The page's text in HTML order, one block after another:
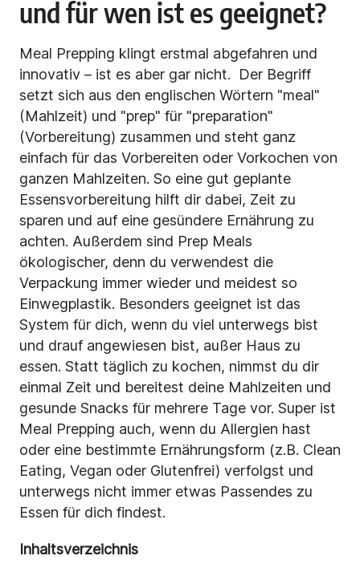
und für wen ist es geeignet?
Meal Prepping klingt erstmal abgefahren und
innovativ – ist es aber gar nicht. Der Begriff
setzt sich aus den englischen Wörtern "meal"
(Mahlzeit) und "prep" für "preparation"
(Vorbereitung) zusammen und steht ganz
einfach für das Vorbereiten oder Vorkochen von
ganzen Mahlzeiten. So eine gut geplante
Essensvorbereitung hilft dir dabei, Zeit zu
sparen und auf eine gesündere Ernährung zu
achten. Außerdem sind Prep Meals
ökologischer, denn du verwendest die
Verpackung immer wieder und meidest so
Einwegplastik. Besonders geeignet ist das
System für dich, wenn du viel unterwegs bist
und drauf angewiesen bist, außer Haus zu
essen. Statt täglich zu kochen, nimmst du dir
einmal Zeit und bereitest deine Mahlzeiten und
gesunde Snacks für mehrere Tage vor. Super ist
Meal Prepping auch, wenn du Allergien hast
oder eine bestimmte Ernährungsform (z.B. Clean
Eating, Vegan oder Glutenfrei) verfolgst und
unterwegs nicht immer etwas Passendes zu
Essen für dich findest.
Inhaltsverzeichnis